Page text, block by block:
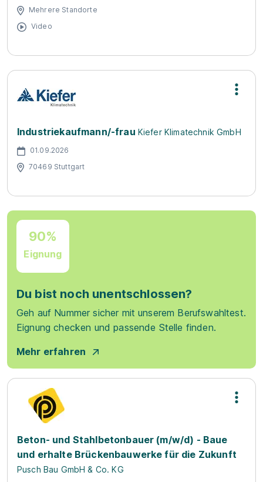
Mehrere Standorte
Video
Industriekaufmann/-frau Kiefer Klimatechnik GmbH
01.09.2026
70469 Stuttgart
90%
Eignung
Du bist noch unentschlossen?
Geh auf Nummer sicher mit unserem Berufswahltest.
Eignung checken und passende Stelle finden.
Mehr erfahren
Beton- und Stahlbetonbauer (m/w/d) - Baue
und erhalte Brückenbauwerke für die Zukunft
Pusch Bau GmbH & Co. KG